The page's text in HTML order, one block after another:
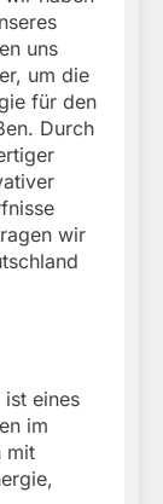
uns
um die
für den
Durch
wir
eines
im
mit